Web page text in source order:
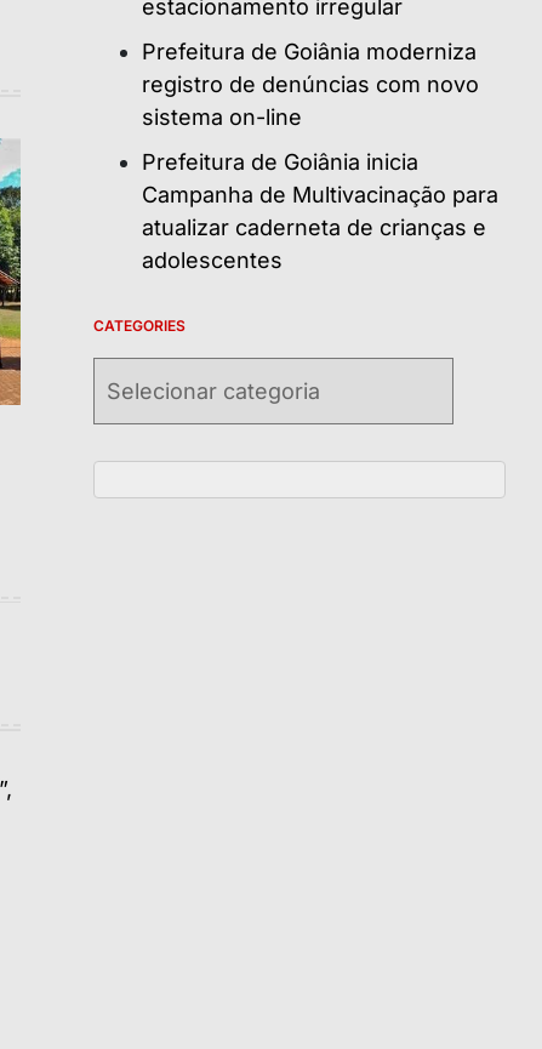
estacionamento irregular
Prefeitura de Goiânia moderniza
registro de denúncias com novo
sistema on-line
Prefeitura de Goiânia inicia
Campanha de Multivacinação para
atualizar caderneta de crianças e
adolescentes
CATEGORIES